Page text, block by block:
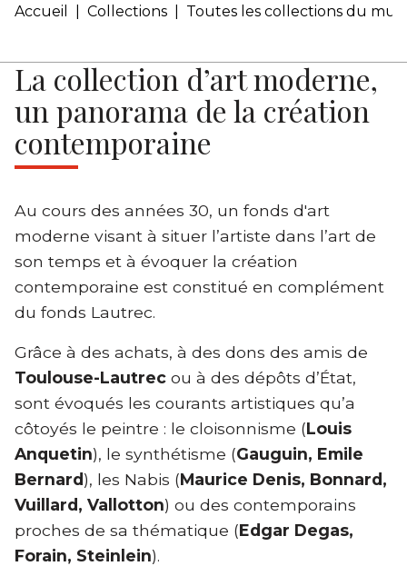
Accueil Collections Toutes les collections du
La collection d’art moderne,
un panorama de la création
contemporaine
Au cours des années 30, un fonds d'art
moderne visant à situer l’artiste dans l’art de
son temps et à évoquer la création
contemporaine est constitué en complément
du fonds Lautrec.
Grâce à des achats, à des dons des amis de
Toulouse-Lautrec ou à des dépôts d’État,
sont évoqués les courants artistiques qu’a
côtoyés le peintre : le cloisonnisme (Louis
Anquetin), le synthétisme (Gauguin, Emile
Bernard), les Nabis (Maurice Denis, Bonnard,
Vuillard, Vallotton) ou des contemporains
proches de sa thématique (Edgar Degas,
Forain, Steinlein).